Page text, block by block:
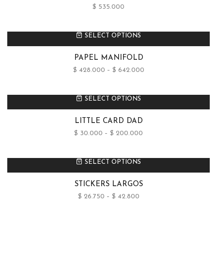
$ 535.000
SELECT OPTIONS
PAPEL MANIFOLD
$ 428.000 – $ 642.000
SELECT OPTIONS
LITTLE CARD DAD
$ 30.000 – $ 200.000
SELECT OPTIONS
STICKERS LARGOS
$ 26.750 – $ 42.800